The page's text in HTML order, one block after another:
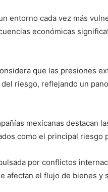
entorno cada vez más
económicas
que las presiones
riesgo, reflejando un
mexicanas destacan
como el principal riesgo
por conflictos
afectan el flujo de bienes y